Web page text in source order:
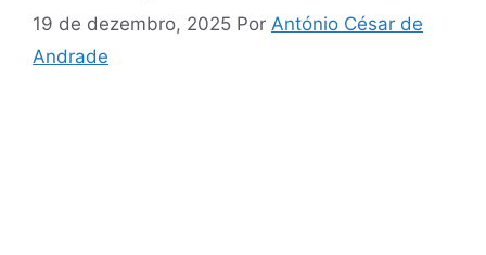
19 de dezembro, 2025 Por António César de
Andrade